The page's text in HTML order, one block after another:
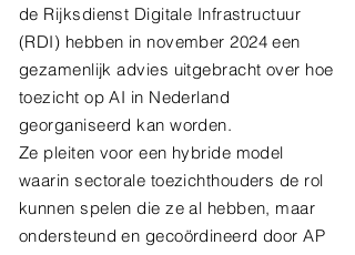
de Rijksdienst Digitale Infrastructuur
(RDI) hebben in november 2024 een
gezamenlijk advies uitgebracht over hoe
toezicht op AI in Nederland
georganiseerd kan worden.
Ze pleiten voor een hybride model
waarin sectorale toezichthouders de rol
kunnen spelen die ze al hebben, maar
ondersteund en gecoördineerd door AP